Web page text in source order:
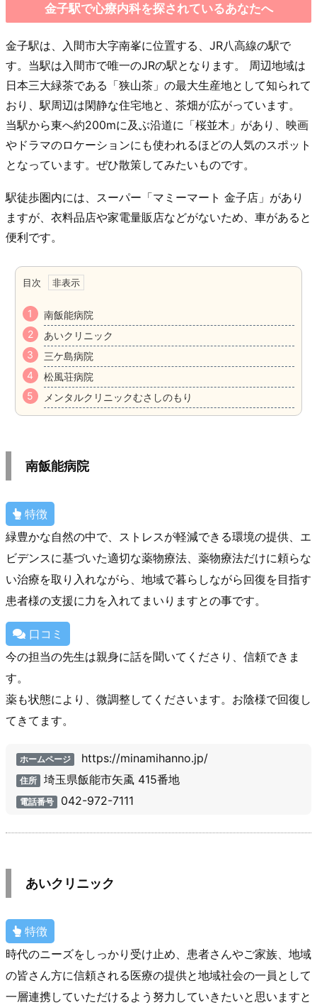
金子駅で心療内科を探されているあなたへ
金子駅は、入間市大字南峯に位置する、JR八高線の駅で
す。当駅は入間市で唯一のJRの駅となります。 周辺地域は
日本三大緑茶である「狭山茶」の最大生産地として知られて
おり、駅周辺は閑静な住宅地と、茶畑が広がっています。
当駅から東へ約200mに及ぶ沿道に「桜並木」があり、映画
やドラマのロケーションにも使われるほどの人気のスポット
となっています。ぜひ散策してみたいものです。
駅徒歩圏内には、スーパー「マミーマート 金子店」があり
ますが、衣料品店や家電量販店などがないため、車があると
便利です。
目次
南飯能病院
あいクリニック
三ケ島病院
松風荘病院
メンタルクリニックむさしのもり
南飯能病院
特徴
緑豊かな自然の中で、ストレスが軽減できる環境の提供、エ
ビデンスに基づいた適切な薬物療法、薬物療法だけに頼らな
い治療を取り入れながら、地域で暮らしながら回復を目指す
患者様の支援に力を入れてまいりますとの事です。
口コミ
今の担当の先生は親身に話を聞いてくださり、信頼できま
す。
薬も状態により、微調整してくださいます。お陰様で回復し
てきてます。
ホームページ https://minamihanno.jp/
住所 埼玉県飯能市矢颪 415番地
電話番号 042-972-7111
あいクリニック
特徴
時代のニーズをしっかり受け止め、患者さんやご家族、地域
の皆さん方に信頼される医療の提供と地域社会の一員として
一層連携していただけるよう努力していきたいと思いますと